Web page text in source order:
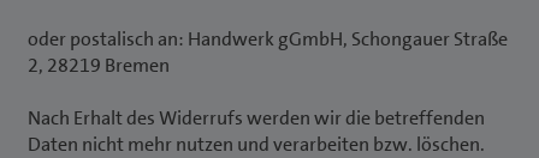
oder postalisch an: Handwerk gGmbH, Schongauer Straße
2, 28219 Bremen
Nach Erhalt des Widerrufs werden wir die betreffenden
Daten nicht mehr nutzen und verarbeiten bzw. löschen.